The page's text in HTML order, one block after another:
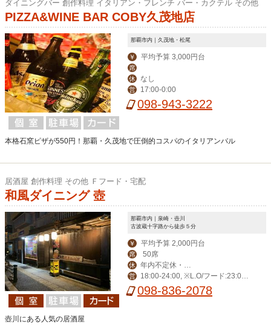
ダイニングバー 創作料理 イタリアン・フレンチ バー・カクテル その他
PIZZA&WINE BAR COBY久茂地店
那覇市内｜久茂地・松尾
￥ 平均予算 3,000円台
席
休
なし
営 17:00-0:00
098-943-3222
本格石窯ピザが550円！那覇・久茂地で圧倒的コスパのイタリアンバル
居酒屋 創作料理 その他 Ｆフード・宅配
和風ダイニング 壺
那覇市内｜泉崎・壺川
古波蔵十字路から徒歩５分
￥ 平均予算 2,000円台
席 50席
休
年内不定休・お
盆・大晦日・正月三
が日
営
18:00-24:00, ※L.O/フード:23:0
0・ドリンク:23:30
098-836-2078
壺川にある人気の居酒屋